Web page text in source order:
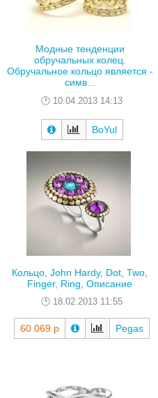
Модные тенденции
обручальных колец.
Обручальное кольцо является -
симв...
10.04.2013 14:13
BoYul
Кольцо, John Hardy, Dot, Two,
Finger, Ring, Описание
18.02.2013 11:55
60 069 р Pegas